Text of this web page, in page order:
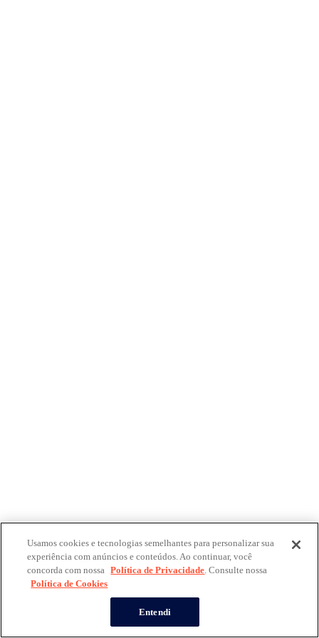
Usamos cookies e tecnologias semelhantes para personalizar sua
experiência com anúncios e conteúdos. Ao continuar, você
concorda com nossa Política de Privacidade. Consulte nossa
Política de Cookies
Entendi